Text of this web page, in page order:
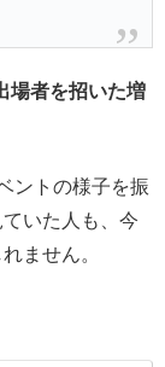
場者を招いた増
ントの様子を振
いた人も、今
ません。